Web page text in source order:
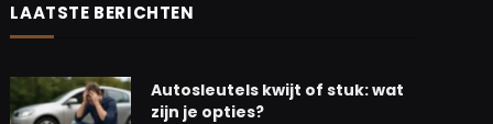
LAATSTE BERICHTEN
Autosleutels kwijt of stuk: wat
zijn je opties?